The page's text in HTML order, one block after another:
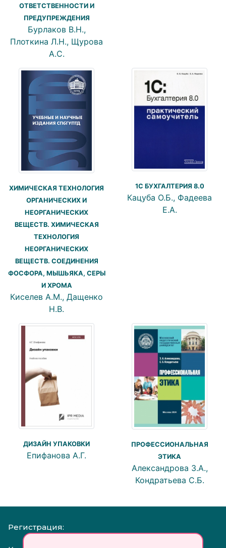
ОТВЕТСТВЕННОСТИ И
ПРЕДУПРЕЖДЕНИЯ
Бурлаков В.Н.,
Плоткина Л.Н., Щурова
А.С.
ХИМИЧЕСКАЯ ТЕХНОЛОГИЯ
ОРГАНИЧЕСКИХ И
НЕОРГАНИЧЕСКИХ
ВЕЩЕСТВ. ХИМИЧЕСКАЯ
ТЕХНОЛОГИЯ
НЕОРГАНИЧЕСКИХ
ВЕЩЕСТВ. СОЕДИНЕНИЯ
ФОСФОРА, МЫШЬЯКА, СЕРЫ
И ХРОМА
Киселев А.М., Дащенко
Н.В.
1С БУХГАЛТЕРИЯ 8.0
Кацуба О.Б., Фадеева
Е.А.
ДИЗАЙН УПАКОВКИ
Епифанова А.Г.
ПРОФЕССИОНАЛЬНАЯ
ЭТИКА
Александрова З.А.,
Кондратьева С.Б.
Регистрация: